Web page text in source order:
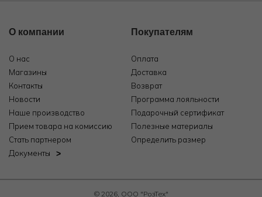
О компании
О нас
Магазины
Контакты
Новости
Наше производство
Прием товара на комиссию
Стать партнером
Документы
Покупателям
Оплата
Доставка
Возврат
Программа лояльности
Подарочный сертификат
Полезные материалы
Определить размер
© 2026, ООО "РозТех"